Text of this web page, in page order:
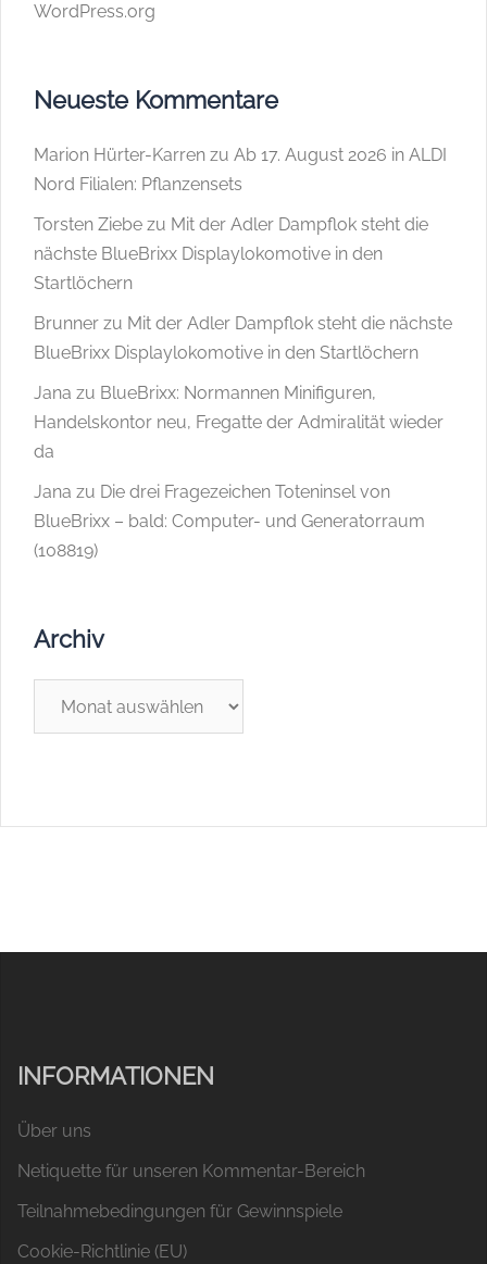
WordPress.org
Neueste Kommentare
Marion Hürter-Karren zu Ab 17. August 2026 in ALDI
Nord Filialen: Pflanzensets
Torsten Ziebe zu Mit der Adler Dampflok steht die
nächste BlueBrixx Displaylokomotive in den
Startlöchern
Brunner zu Mit der Adler Dampflok steht die nächste
BlueBrixx Displaylokomotive in den Startlöchern
Jana zu BlueBrixx: Normannen Minifiguren,
Handelskontor neu, Fregatte der Admiralität wieder
da
Jana zu Die drei Fragezeichen Toteninsel von
BlueBrixx – bald: Computer- und Generatorraum
(108819)
Archiv
INFORMATIONEN
Über uns
Netiquette für unseren Kommentar-Bereich
Teilnahmebedingungen für Gewinnspiele
Cookie-Richtlinie (EU)